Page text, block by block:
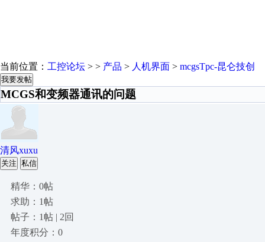
当前位置： 工控论坛 > > 产品 > 人机界面 > mcgsTpc-昆仑技创
我要发帖
MCGS和变频器通讯的问题
清风xuxu
关注 私信
精华：0帖
求助：1帖
帖子：1帖 | 2回
年度积分：0